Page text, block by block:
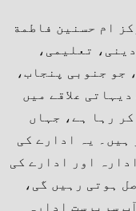
ام حسنین فاطمة
تعلیمی،
جو جنوبی پنجاب،
علاقے میں
رہا ہے، جہاں
ہیں۔ یہ ادارے کی
اور ادارے کی
ہوتی رہیں گی،
سرپرست ادارہ